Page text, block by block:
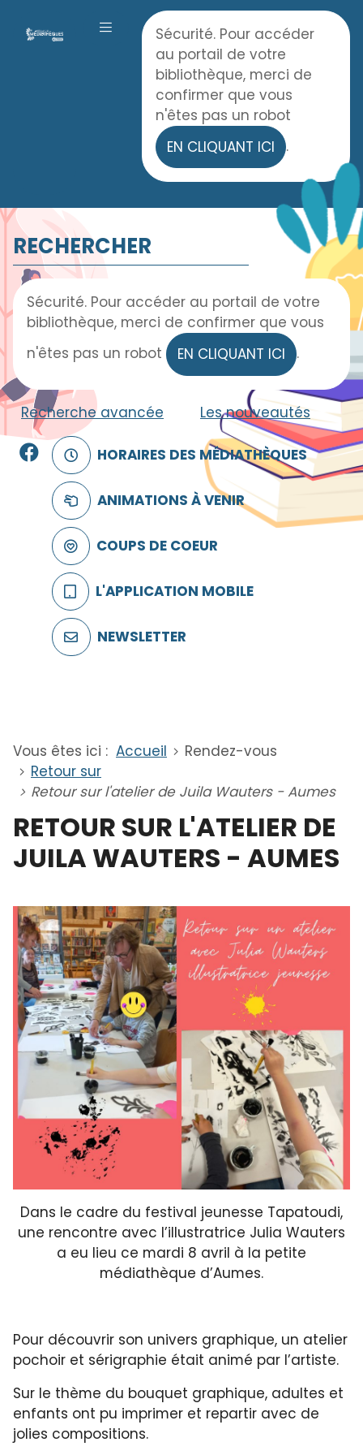
Accueil
OUVRIR LE MENU
Sécurité. Pour accéder
au portail de votre
bibliothèque, merci de
confirmer que vous
n'êtes pas un robot
EN CLIQUANT ICI
.
FacebookHORAIRES DES MÉDIATHÈQUES
ANIMATIONS À VENIR
COUPS DE COEUR
L'APPLICATION MOBILE
NEWSLETTER
RECHERCHER
Sécurité. Pour accéder au portail de votre
bibliothèque, merci de confirmer que vous
n'êtes pas un robot
EN CLIQUANT ICI .
Recherche avancée Les nouveautés
Vous êtes ici : Accueil
Rendez-vous
Retour sur
Retour sur l'atelier de Juila Wauters - Aumes
RETOUR SUR L'ATELIER DE
JUILA WAUTERS - AUMES
Dans le cadre du festival jeunesse Tapatoudi,
une rencontre avec l’illustratrice Julia Wauters
a eu lieu ce mardi 8 avril à la petite
médiathèque d’Aumes.
Pour découvrir son univers graphique, un atelier
pochoir et sérigraphie était animé par l’artiste.
Sur le thème du bouquet graphique, adultes et
enfants ont pu imprimer et repartir avec de
jolies compositions.
Panneau de gestion des cookies